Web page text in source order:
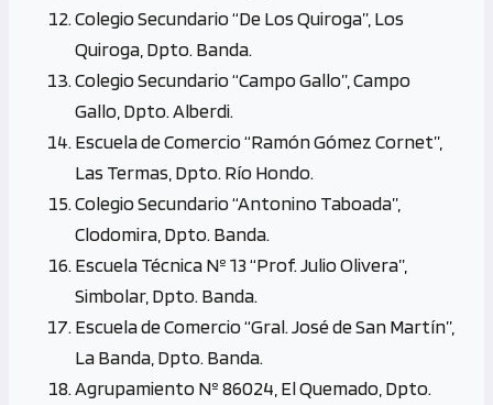
Colegio Secundario “De Los Quiroga”, Los
Quiroga, Dpto. Banda.
Colegio Secundario “Campo Gallo”, Campo
Gallo, Dpto. Alberdi.
Escuela de Comercio “Ramón Gómez Cornet”,
Las Termas, Dpto. Río Hondo.
Colegio Secundario “Antonino Taboada”,
Clodomira, Dpto. Banda.
Escuela Técnica Nº 13 “Prof. Julio Olivera”,
Simbolar, Dpto. Banda.
Escuela de Comercio “Gral. José de San Martín”,
La Banda, Dpto. Banda.
Agrupamiento Nº 86024, El Quemado, Dpto.